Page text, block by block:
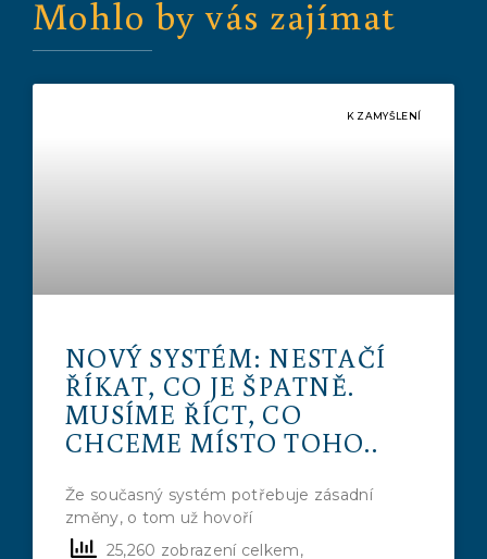
Mohlo by vás zajímat
K ZAMYŠLENÍ
NOVÝ SYSTÉM: NESTAČÍ
ŘÍKAT, CO JE ŠPATNĚ.
MUSÍME ŘÍCT, CO
CHCEME MÍSTO TOHO..
Že současný systém potřebuje zásadní
změny, o tom už hovoří
25,260 zobrazení celkem,